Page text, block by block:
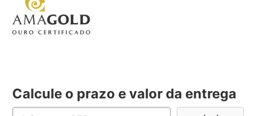
Calcule o prazo e valor da entrega